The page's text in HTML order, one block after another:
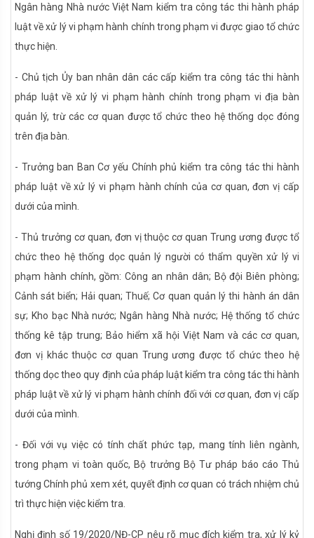
Ngân hàng Nhà nước Việt Nam kiểm tra công tác thi hành pháp
luật về xử lý vi phạm hành chính trong phạm vi được giao tổ chức
thực hiện.
- Chủ tịch Ủy ban nhân dân các cấp kiểm tra công tác thi hành
pháp luật về xử lý vi phạm hành chính trong phạm vi địa bàn
quản lý, trừ các cơ quan được tổ chức theo hệ thống dọc đóng
trên địa bàn.
- Trưởng ban Ban Cơ yếu Chính phủ kiểm tra công tác thi hành
pháp luật về xử lý vi phạm hành chính của cơ quan, đơn vị cấp
dưới của mình.
- Thủ trưởng cơ quan, đơn vị thuộc cơ quan Trung ương được tổ
chức theo hệ thống dọc quản lý người có thẩm quyền xử lý vi
phạm hành chính, gồm: Công an nhân dân; Bộ đội Biên phòng;
Cảnh sát biển; Hải quan; Thuế; Cơ quan quản lý thi hành án dân
sự; Kho bạc Nhà nước; Ngân hàng Nhà nước; Hệ thống tổ chức
thống kê tập trung; Bảo hiểm xã hội Việt Nam và các cơ quan,
đơn vị khác thuộc cơ quan Trung ương được tổ chức theo hệ
thống dọc theo quy định của pháp luật kiểm tra công tác thi hành
pháp luật về xử lý vi phạm hành chính đối với cơ quan, đơn vị cấp
dưới của mình.
- Đối với vụ việc có tính chất phức tạp, mang tính liên ngành,
trong phạm vi toàn quốc, Bộ trưởng Bộ Tư pháp báo cáo Thủ
tướng Chính phủ xem xét, quyết định cơ quan có trách nhiệm chủ
trì thực hiện việc kiểm tra.
Nghị định số 19/2020/NĐ-CP nêu rõ mục đích kiểm tra, xử lý kỷ